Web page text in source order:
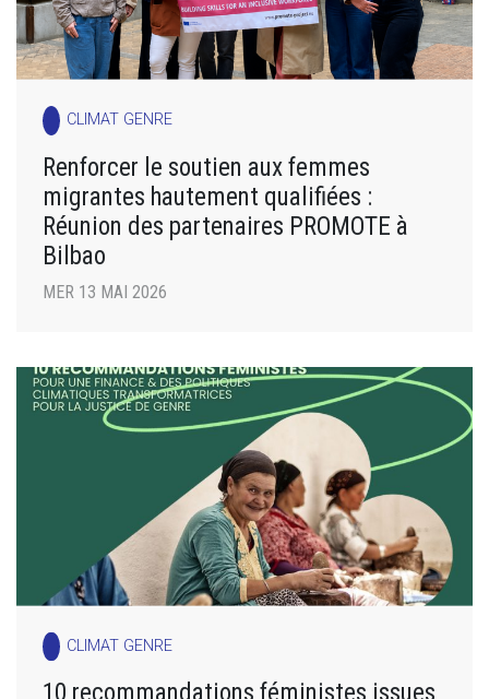
CLIMAT GENRE
Renforcer le soutien aux femmes
migrantes hautement qualifiées :
Réunion des partenaires PROMOTE à
Bilbao
MER 13 MAI 2026
CLIMAT GENRE
10 recommandations féministes issues